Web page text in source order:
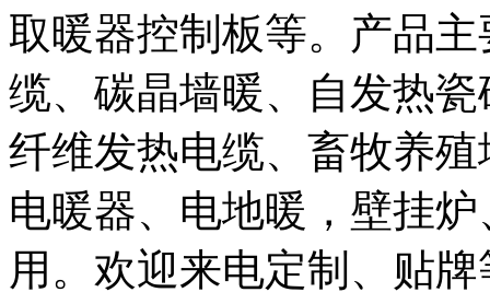
取暖器控制板等。产品
缆、碳晶墙暖、自发热
纤维发热电缆、畜牧养
电暖器、电地暖，壁挂
用。欢迎来电定制、贴